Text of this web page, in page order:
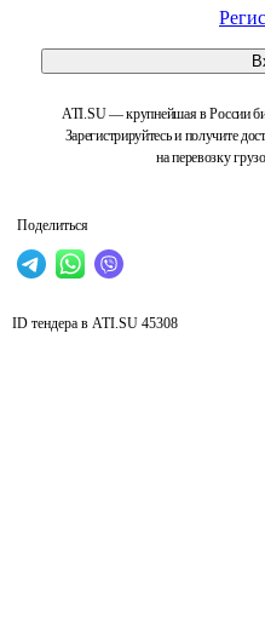
ATI.SU — крупнейшая в России
Зарегистрируйтесь и получите
на перевозку
Поделиться
ID тендера в ATI.SU 45308